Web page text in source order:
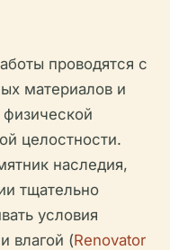
проводятся с
материалов и
целостности.
наследия,
тщательно
условия
влагой (Renovator